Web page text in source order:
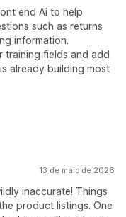
end Ai to help
such as returns
information.
training fields and add
already building most
13 de maio de 2026
inaccurate! Things
product listings. One